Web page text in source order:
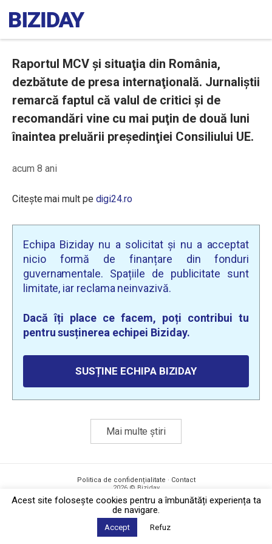
Raportul MCV şi situaţia din România,
dezbătute de presa internaţională. Jurnaliştii
remarcă faptul că valul de critici şi de
recomandări vine cu mai puţin de două luni
înaintea preluării preşedinţiei Consiliului UE.
acum 8 ani
Citește mai mult pe digi24.ro
Echipa Biziday nu a solicitat și nu a acceptat
nicio formă de finanțare din fonduri
guvernamentale. Spațiile de publicitate sunt
limitate, iar reclama neinvazivă.
Dacă îți place ce facem, poți contribui tu
pentru susținerea echipei Biziday.
SUSȚINE ECHIPA BIZIDAY
Mai multe știri
Politica de confidențialitate · Contact
2026 © Biziday
Acest site foloseşte cookies pentru a îmbunătăți experiența ta
de navigare.
Accept Refuz